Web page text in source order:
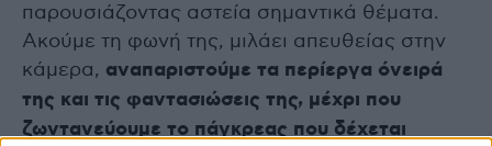
παρουσιάζοντας αστεία σημαντικά θέματα.
Ακούμε τη φωνή της, μιλάει απευθείας στην
κάμερα, αναπαριστούμε τα περίεργα όνειρά
της και τις φαντασιώσεις της, μέχρι που
ζωντανεύουμε το πάγκρεας που δέχεται